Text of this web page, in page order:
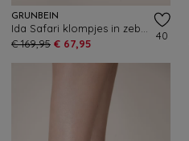
GRÜNBEIN
€ 169,95 € 67,95
40